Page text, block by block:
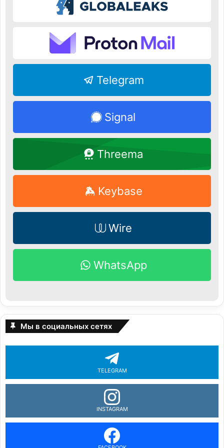
Telegram
Signal
Threema
Keybase
Wire
WhatsApp
Мы в социальных сетях
TELEGRAM
INSTAGRAM